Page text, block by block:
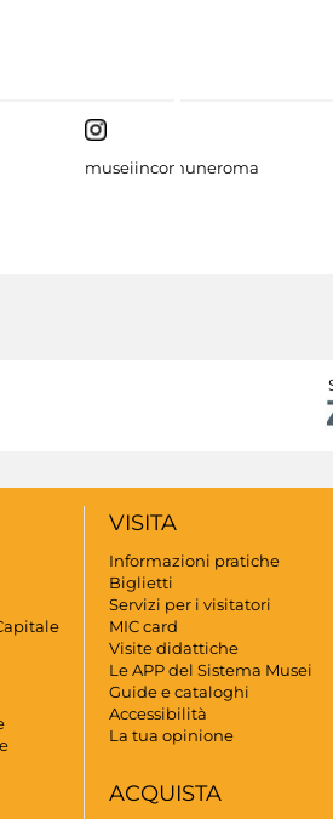
museiincomuneroma
VISITA
Informazioni pratiche
Biglietti
Servizi per i visitatori
MIC card
Visite didattiche
Le APP del Sistema Musei
Guide e cataloghi
Accessibilità
La tua opinione
ACQUISTA